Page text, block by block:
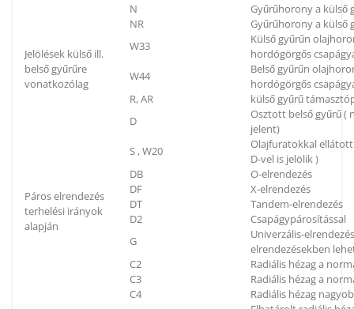
Jelölések külső ill.
belső gyűrűre
vonatkozólag
N
Gyűrűhorony a külső
NR
Gyűrűhorony a külső
W33
Külső gyűrűn
hordógörgős
W44
Belső gyűrűn
hordógörgős
R, AR
külső gyűrű
D
Osztott belső gyűrű (
jelent)
S , W20
Olajfuratokkal
D-vel is jelölik )
Páros elrendezés
terhelési irányok
alapján
DB
O-elrendezés
DF
X-elrendezés
DT
Tandem-elrendezés
D2
Csapágypárosítással
G
Univerzális-
elrendezésekben
C2
Radiális hézag a
C3
Radiális hézag a
C4
Radiális hézag